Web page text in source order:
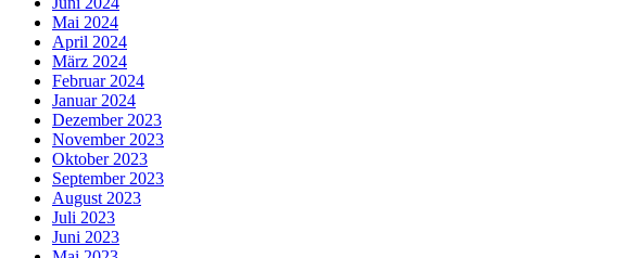
Mai 2024
April 2024
März 2024
Februar 2024
Januar 2024
Dezember 2023
November 2023
Oktober 2023
September 2023
August 2023
Juli 2023
Juni 2023